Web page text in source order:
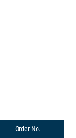
Order No.